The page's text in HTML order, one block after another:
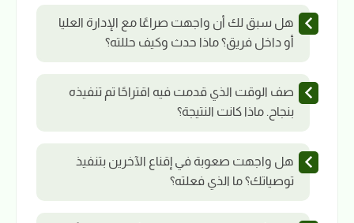
هل سبق لك أن واجهت صراعًا مع الإدارة العليا
أو داخل فريق؟ ماذا حدث وكيف حللته؟
صف الوقت الذي قدمت فيه اقتراحًا تم تنفيذه
بنجاح. ماذا كانت النتيجة؟
هل واجهت صعوبة في إقناع الآخرين بتنفيذ
توصياتك؟ ما الذي فعلته؟